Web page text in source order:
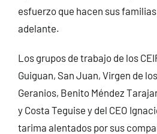
esfuerzo que hacen sus
adelante.
Los grupos de trabajo de los
Guiguan, San Juan, Virgen de
Geranios, Benito Méndez
y Costa Teguise y del CEO
tarima alentados por sus